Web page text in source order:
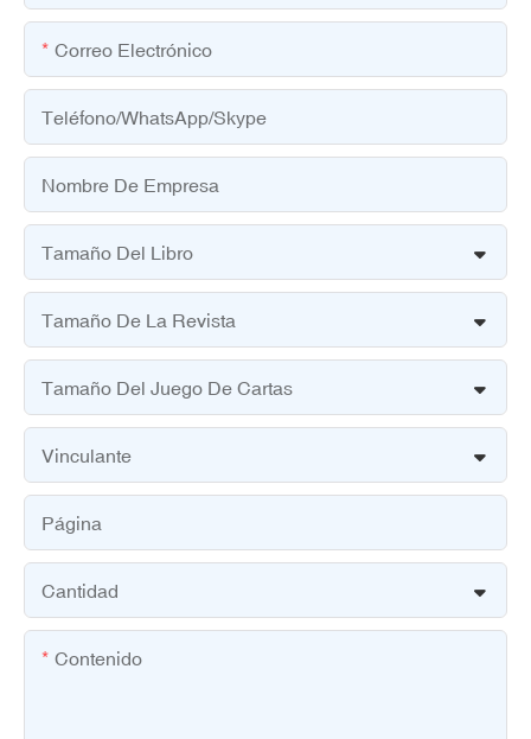
Correo Electrónico
Teléfono/WhatsApp/Skype
Nombre De Empresa
Tamaño Del Libro
Tamaño De La Revista
Tamaño Del Juego De Cartas
Vinculante
Página
Cantidad
Contenido